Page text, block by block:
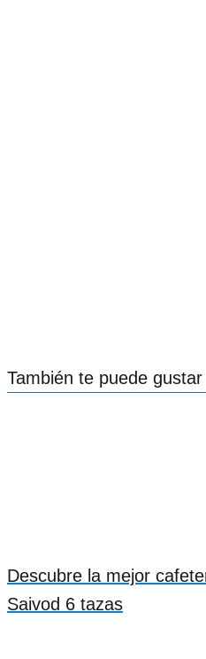
También te puede gustar
Descubre la mejor
Saivod 6 tazas